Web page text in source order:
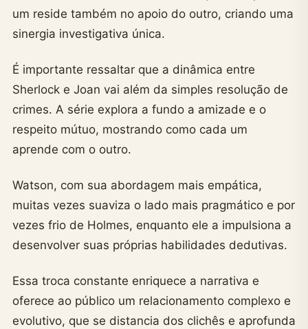
um reside também no apoio do outro, criando uma
sinergia investigativa única.
É importante ressaltar que a dinâmica entre
Sherlock e Joan vai além da simples resolução de
crimes. A série explora a fundo a amizade e o
respeito mútuo, mostrando como cada um
aprende com o outro.
Watson, com sua abordagem mais empática,
muitas vezes suaviza o lado mais pragmático e por
vezes frio de Holmes, enquanto ele a impulsiona a
desenvolver suas próprias habilidades dedutivas.
Essa troca constante enriquece a narrativa e
oferece ao público um relacionamento complexo e
evolutivo, que se distancia dos clichês e aprofunda